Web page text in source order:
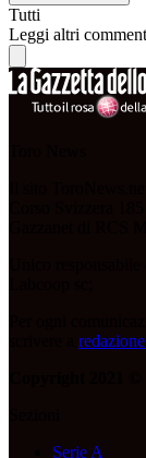
Tutti
Leggi altri
Serie A